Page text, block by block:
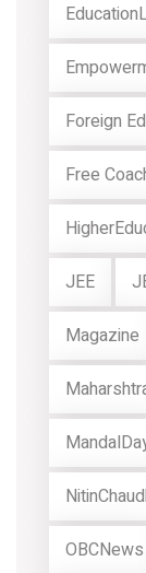
Foreign
Free
JEE
Magazine
OBCNews